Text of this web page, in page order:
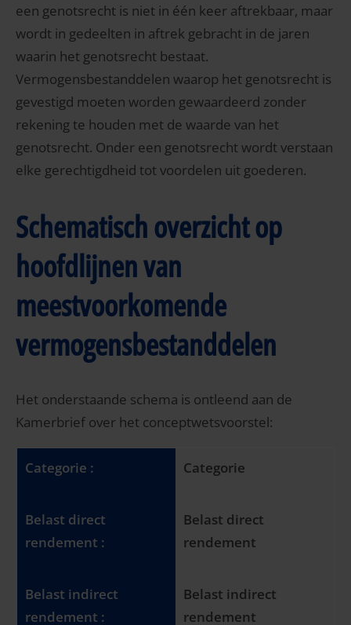
een genotsrecht is niet in één keer aftrekbaar, maar
wordt in gedeelten in aftrek gebracht in de jaren
waarin het genotsrecht bestaat.
Vermogensbestanddelen waarop het genotsrecht is
gevestigd moeten worden gewaardeerd zonder
rekening te houden met de waarde van het
genotsrecht. Onder een genotsrecht wordt verstaan
elke gerechtigdheid tot voordelen uit goederen.
Schematisch overzicht op
hoofdlijnen van
meestvoorkomende
vermogensbestanddelen
Het onderstaande schema is ontleend aan de
Kamerbrief over het conceptwetsvoorstel:
Categorie
Belast direct
rendement
Belast indirect
rendement